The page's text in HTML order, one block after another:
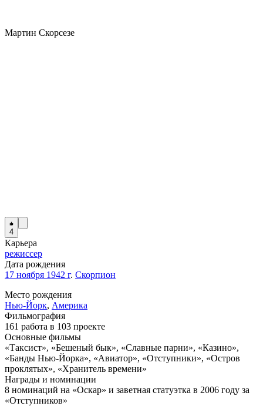
Мартин Скорсезе
4
Карьера
режиссер
Дата рождения
17 ноября 1942 г. Скорпион
Место рождения
Нью-Йорк, Америка
Фильмография
161 работа в 103 проекте
Основные фильмы
«Таксист», «Бешеный бык», «Славные парни», «Казино»,
«Банды Нью-Йорка», «Авиатор», «Отступники», «Остров
проклятых», «Хранитель времени»
Награды и номинации
8 номинаций на «Оскар» и заветная статуэтка в 2006 году за
«Отступников»